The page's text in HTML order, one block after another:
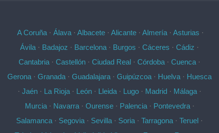
A Coruña· Álava· Albacete· Alicante· Almería· Asturias ·
Ávila · Badajoz · Barcelona · Burgos · Cáceres · Cádiz ·
Cantabria · Castellón · Ciudad Real · Córdoba · Cuenca ·
Gerona · Granada · Guadalajara · Guipúzcoa · Huelva · Huesca
· Jaén · La Rioja · León · Lleida · Lugo · Madrid · Málaga ·
Murcia· Navarra· Ourense· Palencia· Pontevedra·
Salamanca · Segovia · Sevilla · Soria · Tarragona · Teruel ·